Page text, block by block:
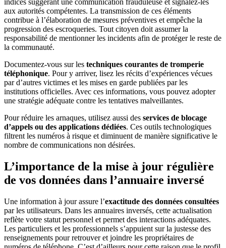
indices suggérant une communication frauduleuse et signalez-les
aux autorités compétentes. La transmission de ces éléments
contribue à l’élaboration de mesures préventives et empêche la
progression des escroqueries. Tout citoyen doit assumer la
responsabilité de mentionner les incidents afin de protéger le reste de
la communauté.
Documentez-vous sur les techniques courantes de tromperie
téléphonique. Pour y arriver, lisez les récits d’expériences vécues
par d’autres victimes et les mises en garde publiées par les
institutions officielles. Avec ces informations, vous pouvez adopter
une stratégie adéquate contre les tentatives malveillantes.
Pour réduire les arnaques, utilisez aussi des services de blocage
d’appels ou des applications dédiées. Ces outils technologiques
filtrent les numéros à risque et diminuent de manière significative le
nombre de communications non désirées.
L’importance de la mise à jour régulière
de vos données dans l’annuaire inversé
Une information à jour assure l’exactitude des données consultées
par les utilisateurs. Dans les annuaires inversés, cette actualisation
reflète votre statut personnel et permet des interactions adéquates.
Les particuliers et les professionnels s’appuient sur la justesse des
renseignements pour retrouver et joindre les propriétaires de